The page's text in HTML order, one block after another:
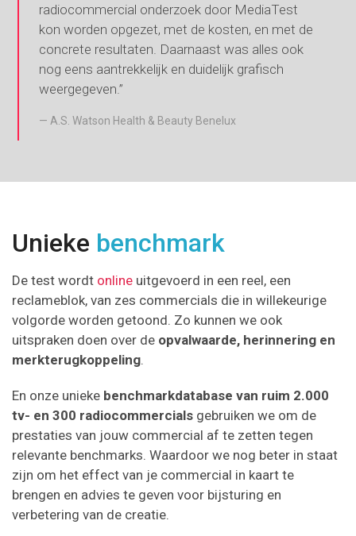
radiocommercial onderzoek door MediaTest
kon worden opgezet, met de kosten, en met de
concrete resultaten. Daarnaast was alles ook
nog eens aantrekkelijk en duidelijk grafisch
weergegeven.”
A.S. Watson Health & Beauty Benelux
Unieke benchmark
De test wordt online uitgevoerd in een reel, een
reclameblok, van zes commercials die in willekeurige
volgorde worden getoond. Zo kunnen we ook
uitspraken doen over de opvalwaarde, herinnering en
merkterugkoppeling.
En onze unieke benchmarkdatabase van ruim 2.000
tv- en 300 radiocommercials gebruiken we om de
prestaties van jouw commercial af te zetten tegen
relevante benchmarks. Waardoor we nog beter in staat
zijn om het effect van je commercial in kaart te
brengen en advies te geven voor bijsturing en
verbetering van de creatie.